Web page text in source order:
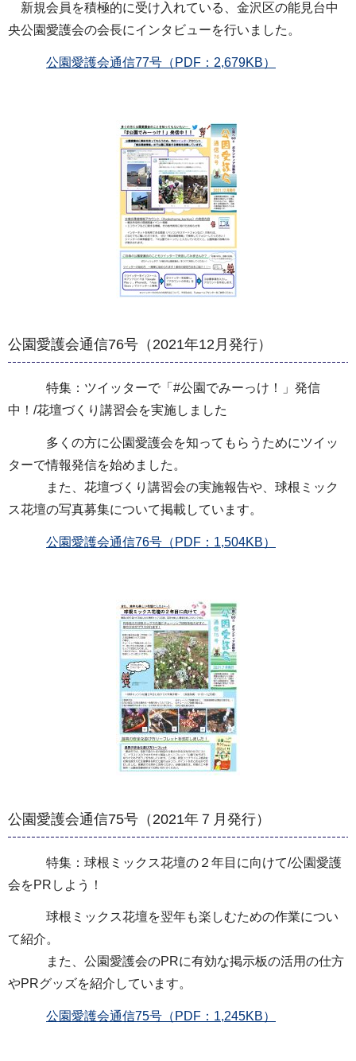
新規会員を積極的に受け入れている、金沢区の能見台中
央公園愛護会の会長にインタビューを行いました。
公園愛護会通信77号（PDF：2,679KB）
公園愛護会通信76号（2021年12月発行）
特集：ツイッターで「#公園でみーっけ！」発信
中！/花壇づくり講習会を実施しました
多くの方に公園愛護会を知ってもらうためにツイッ
ターで情報発信を始めました。
また、花壇づくり講習会の実施報告や、球根ミック
ス花壇の写真募集について掲載しています。
公園愛護会通信76号（PDF：1,504KB）
公園愛護会通信75号（2021年７月発行）
特集：球根ミックス花壇の２年目に向けて/公園愛護
会をPRしよう！
球根ミックス花壇を翌年も楽しむための作業につい
て紹介。
また、公園愛護会のPRに有効な掲示板の活用の仕方
やPRグッズを紹介しています。
公園愛護会通信75号（PDF：1,245KB）